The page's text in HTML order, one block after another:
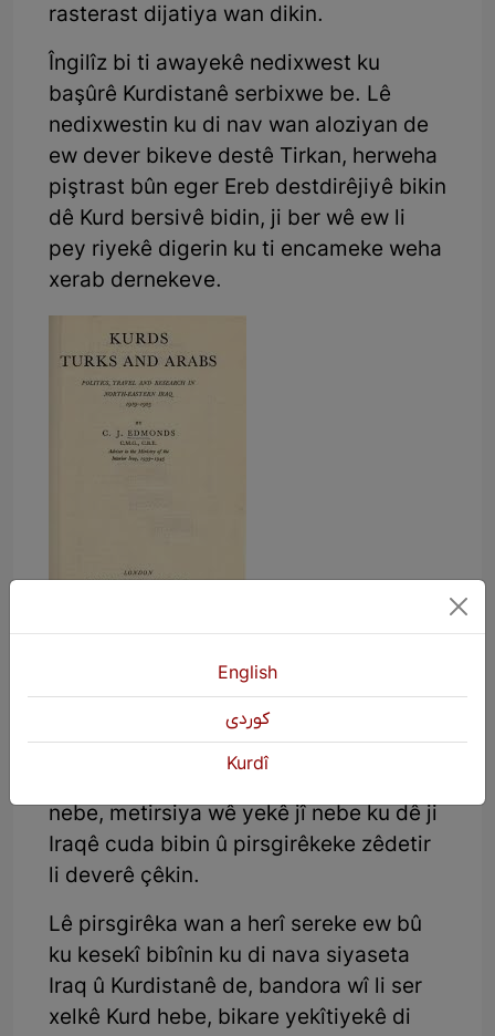
rasterast dijatiya wan dikin.
Îngilîz bi ti awayekê nedixwest ku
başûrê Kurdistanê serbixwe be. Lê
nedixwestin ku di nav wan aloziyan de
ew dever bikeve destê Tirkan, herweha
piştrast bûn eger Ereb destdirêjiyê bikin
dê Kurd bersivê bidin, ji ber wê ew li
pey riyekê digerin ku ti encameke weha
xerab dernekeve.
Wan dixwestin ku ew herêm bi taybet
Silêmanî ji aliyê kesên xwecihê ve bê
rêvebirin, lê pêwîst bû ew kes
guhdariya Îngilîzan bikin û piştre çi
nebe, metirsiya wê yekê jî nebe ku dê ji
Iraqê cuda bibin û pirsgirêkeke zêdetir
li deverê çêkin.
Lê pirsgirêka wan a herî sereke ew bû
ku kesekî bibînin ku di nava siyaseta
Iraq û Kurdistanê de, bandora wî li ser
xelkê Kurd hebe, bikare yekîtiyekê di
English
كوردی
Kurdî